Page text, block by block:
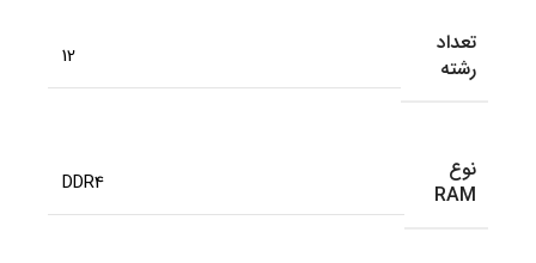
تعداد
رشته
12
نوع
RAM
DDR4